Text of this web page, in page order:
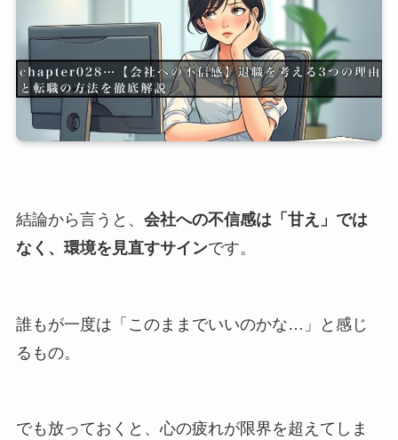
結論から言うと、 会社への不信感は「甘え」では
なく、環境を見直すサインです。
誰もが一度は「このままでいいのかな…」と感じ
るもの。
でも放っておくと、心の疲れが限界を超えてしま